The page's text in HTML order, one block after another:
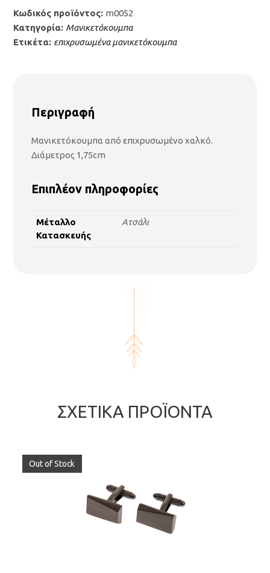
Κωδικός προϊόντος: m0052
Κατηγορία: Μανικετόκουμπα
Ετικέτα: επιχρυσωμένα μανικετόκουμπα
Περιγραφή
Μανικετόκουμπα από επιχρυσωμένο χαλκό.
Διάμετρος 1,75cm
Επιπλέον πληροφορίες
Μέταλλο
Κατασκευής
Ατσάλι
ΣΧΕΤΙΚΆ ΠΡΟΪΌΝΤΑ
Out of Stock